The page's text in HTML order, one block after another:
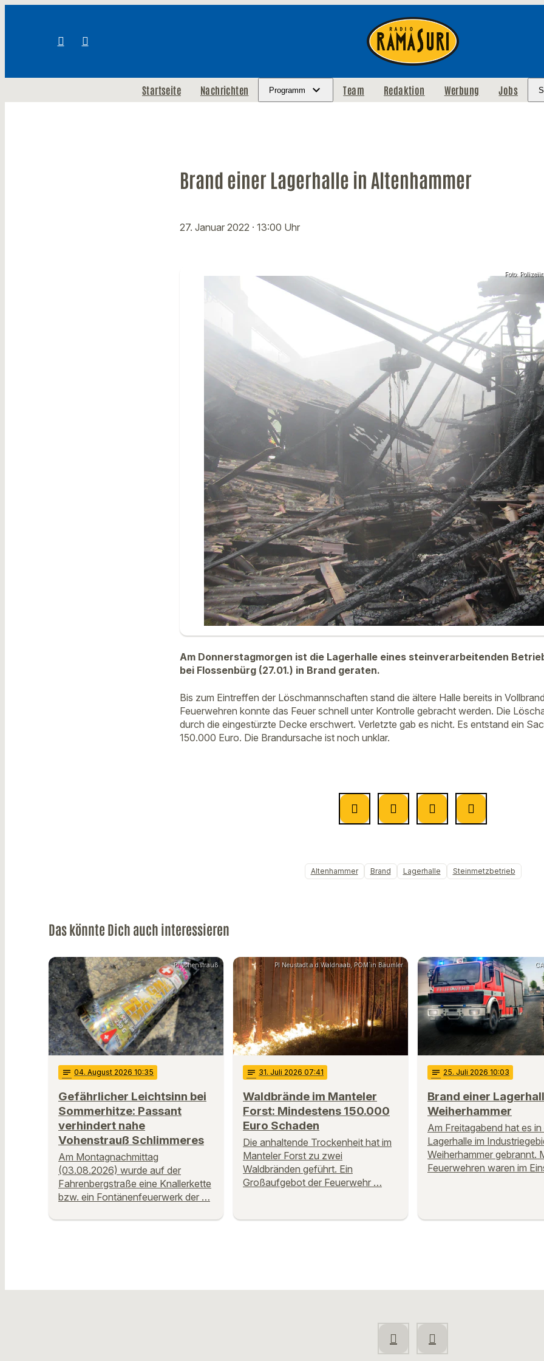
Startseite Nachrichten Programm Team Redaktion Werbung Jobs
Brand einer Lagerhalle in Altenhammer
27. Januar 2022 · 13:00 Uhr
Foto:
Am Donnerstagmorgen ist die Lagerhalle eines steinverarbeitenden
bei Flossenbürg (27.01.) in Brand geraten.
Bis zum Eintreffen der Löschmannschaften stand die ältere Halle bereits in
Feuerwehren konnte das Feuer schnell unter Kontrolle gebracht werden. Die
durch die eingestürzte Decke erschwert. Verletzte gab es nicht. Es entstand ein
150.000 Euro. Die Brandursache ist noch unklar.
Altenhammer Brand Lagerhalle Steinmetzbetrieb
Das könnte Dich auch interessieren
PI Vohenstrauß
notes 04. August 2026 10:35
Gefährlicher Leichtsinn bei
Sommerhitze: Passant
verhindert nahe
Vohenstrauß Schlimmeres
Am Montagnachmittag
(03.08.2026) wurde auf der
Fahrenbergstraße eine Knallerkette
bzw. ein Fontänenfeuerwerk der …
PI Neustadt a.d.Waldnaab, POM`in Bäumler
notes 31. Juli 2026 07:41
Waldbrände im Manteler
Forst: Mindestens 150.000
Euro Schaden
Die anhaltende Trockenheit hat im
Manteler Forst zu zwei
Waldbränden geführt. Ein
Großaufgebot der Feuerwehr …
notes 25. Juli 2026 10:03
Brand einer
Weiherhammer
Am Freitagabend hat es in
Lagerhalle im
Weiherhammer gebrannt.
Feuerwehren waren im